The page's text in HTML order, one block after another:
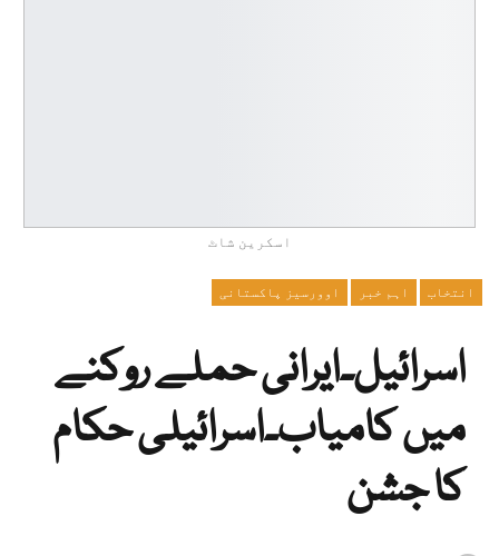
اسکرین شاٹ
انتخاب اہم خبر اوورسیز پاکستانی
اسرائیل۔ایرانی حملے روکنے
میں کامیاب۔اسرائیلی حکام
کا جشن